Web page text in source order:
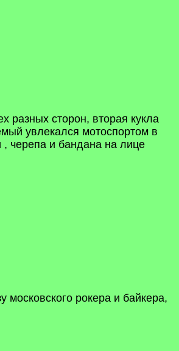
разных сторон, вторая кукла
увлекался мотоспортом в
, черепа и бандана на лице
рокера и байкера,